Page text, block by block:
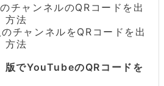
のチャンネルのQRコードを出
方法
のチャンネルをQRコードを出
方法
版でYouTubeのQRコードを